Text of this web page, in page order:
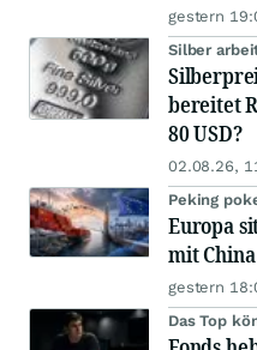
gestern
Silber
bereitet
80 USD?
02.08.26,
Peking
Europa
mit
gestern
Das Top